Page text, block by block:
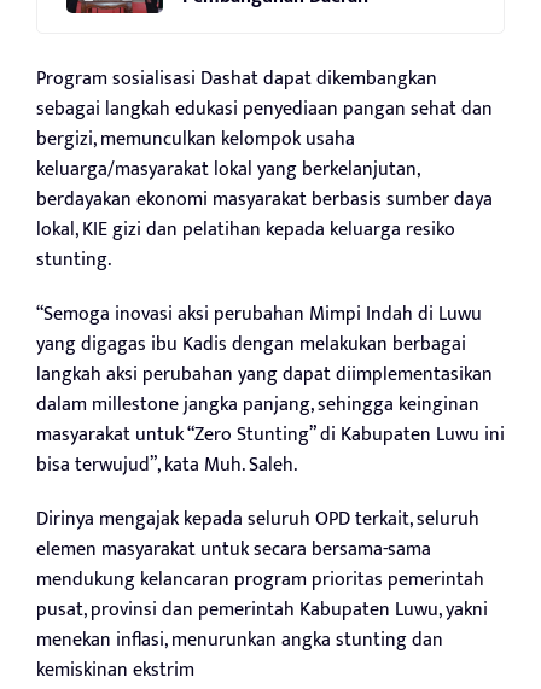
Program sosialisasi Dashat dapat dikembangkan
sebagai langkah edukasi penyediaan pangan sehat dan
bergizi, memunculkan kelompok usaha
keluarga/masyarakat lokal yang berkelanjutan,
berdayakan ekonomi masyarakat berbasis sumber daya
lokal, KIE gizi dan pelatihan kepada keluarga resiko
stunting.
“Semoga inovasi aksi perubahan Mimpi Indah di Luwu
yang digagas ibu Kadis dengan melakukan berbagai
langkah aksi perubahan yang dapat diimplementasikan
dalam millestone jangka panjang, sehingga keinginan
masyarakat untuk “Zero Stunting” di Kabupaten Luwu ini
bisa terwujud”, kata Muh. Saleh.
Dirinya mengajak kepada seluruh OPD terkait, seluruh
elemen masyarakat untuk secara bersama-sama
mendukung kelancaran program prioritas pemerintah
pusat, provinsi dan pemerintah Kabupaten Luwu, yakni
menekan inflasi, menurunkan angka stunting dan
kemiskinan ekstrim